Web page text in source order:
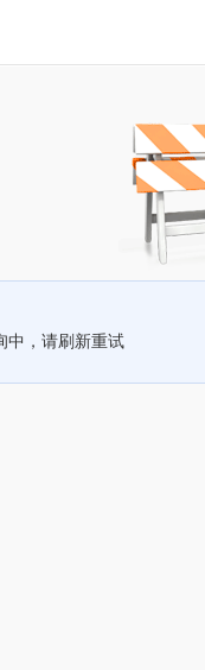
中，请刷新重试